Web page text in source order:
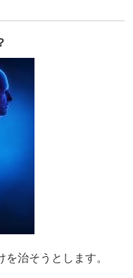
治そうとします。